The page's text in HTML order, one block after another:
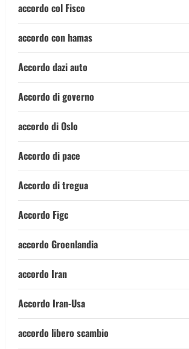
accordo col Fisco
accordo con hamas
Accordo dazi auto
Accordo di governo
accordo di Oslo
Accordo di pace
Accordo di tregua
Accordo Figc
accordo Groenlandia
accordo Iran
Accordo Iran-Usa
accordo libero scambio